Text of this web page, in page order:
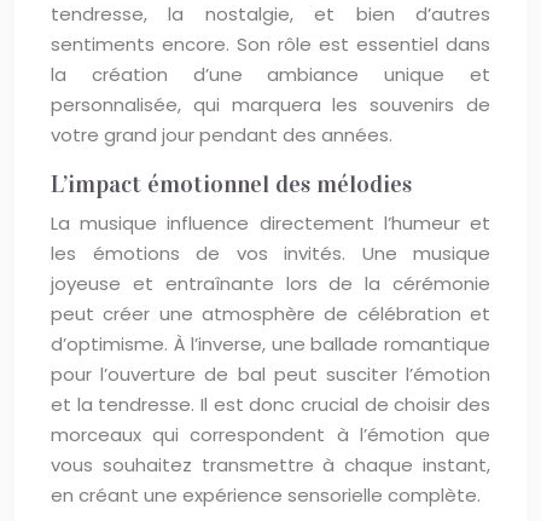
tendresse, la nostalgie, et bien d’autres
sentiments encore. Son rôle est essentiel dans
la création d’une ambiance unique et
personnalisée, qui marquera les souvenirs de
votre grand jour pendant des années.
L’impact émotionnel des mélodies
La musique influence directement l’humeur et
les émotions de vos invités. Une musique
joyeuse et entraînante lors de la cérémonie
peut créer une atmosphère de célébration et
d’optimisme. À l’inverse, une ballade romantique
pour l’ouverture de bal peut susciter l’émotion
et la tendresse. Il est donc crucial de choisir des
morceaux qui correspondent à l’émotion que
vous souhaitez transmettre à chaque instant,
en créant une expérience sensorielle complète.